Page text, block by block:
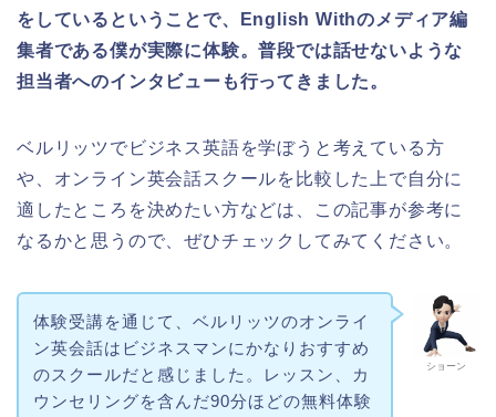
をしているということで、English Withのメディア編
集者である僕が実際に体験。普段では話せないような
担当者へのインタビューも行ってきました。
ベルリッツでビジネス英語を学ぼうと考えている方
や、オンライン英会話スクールを比較した上で自分に
適したところを決めたい方などは、この記事が参考に
なるかと思うので、ぜひチェックしてみてください。
ショーン
体験受講を通じて、ベルリッツのオンライ
ン英会話はビジネスマンにかなりおすすめ
のスクールだと感じました。レッスン、カ
ウンセリングを含んだ90分ほどの無料体験